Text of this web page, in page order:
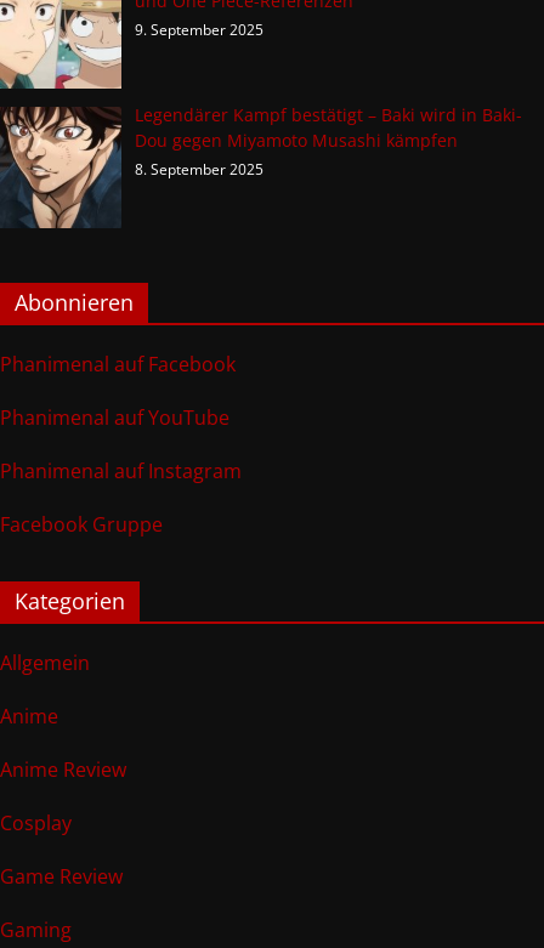
9. September 2025
Legendärer Kampf bestätigt – Baki wird in Baki-
Dou gegen Miyamoto Musashi kämpfen
8. September 2025
Abonnieren
Phanimenal auf Facebook
Phanimenal auf YouTube
Phanimenal auf Instagram
Facebook Gruppe
Kategorien
Allgemein
Anime
Anime Review
Cosplay
Game Review
Gaming